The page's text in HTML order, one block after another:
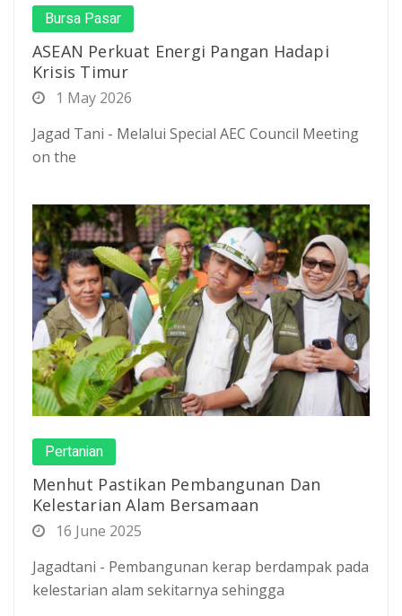
Bursa Pasar
ASEAN Perkuat Energi Pangan Hadapi
Krisis Timur
1 May 2026
Jagad Tani - Melalui Special AEC Council Meeting
on the
Pertanian
Menhut Pastikan Pembangunan Dan
Kelestarian Alam Bersamaan
16 June 2025
Jagadtani - Pembangunan kerap berdampak pada
kelestarian alam sekitarnya sehingga